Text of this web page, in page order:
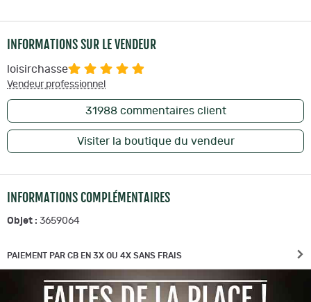
INFORMATIONS SUR LE VENDEUR
loisirchasse
Vendeur professionnel
31988commentaires client
Visiter la boutique du vendeur
INFORMATIONS COMPLÉMENTAIRES
Objet : 3659064
PAIEMENT PAR CB EN 3X OU 4X SANS FRAIS